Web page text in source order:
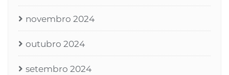
novembro 2024
outubro 2024
setembro 2024